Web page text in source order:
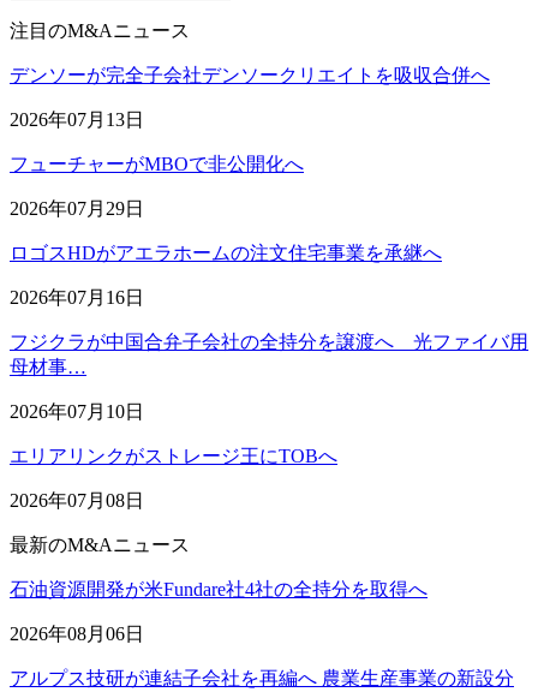
注目のM&Aニュース
デンソーが完全子会社デンソークリエイトを吸収合併へ
2026年07月13日
フューチャーがMBOで非公開化へ
2026年07月29日
ロゴスHDがアエラホームの注文住宅事業を承継へ
2026年07月16日
フジクラが中国合弁子会社の全持分を譲渡へ 光ファイバ用
母材事…
2026年07月10日
エリアリンクがストレージ王にTOBへ
2026年07月08日
最新のM&Aニュース
石油資源開発が米Fundare社4社の全持分を取得へ
2026年08月06日
アルプス技研が連結子会社を再編へ 農業生産事業の新設分